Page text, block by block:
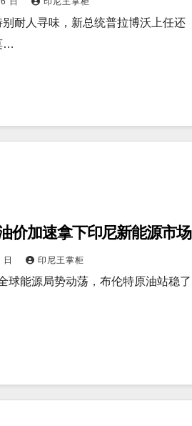
耐人寻味，新总统普拉博沃上任还
…
价加速拿下印尼新能源市场
印尼王掌柜
球能源局势动荡，布伦特原油站稳了